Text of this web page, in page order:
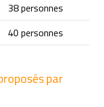
38 personnes
40 personnes
par